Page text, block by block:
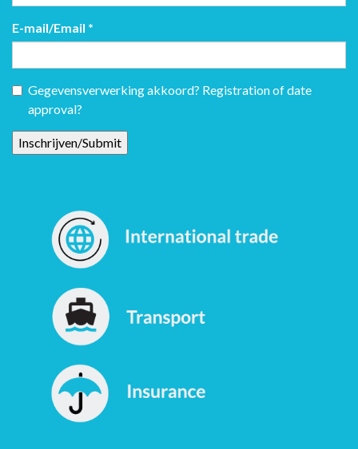
E-mail/Email *
Gegevensverwerking akkoord? Registration of date
approval?